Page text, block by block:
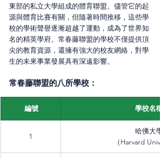
東部的私立大學組成的體育聯盟。儘管它的起
源與體育比賽有關，但隨著時間推移，這些學
校的學術聲譽逐漸超越了運動，成為了世界知
名的精英學府。常春藤聯盟的學校不僅提供頂
尖的教育資源，還擁有強大的校友網絡，對學
生的未來事業發展具有深遠影響。
常春藤聯盟的八所學校：
編號 學校名稱
1
哈佛大學
（Harvard